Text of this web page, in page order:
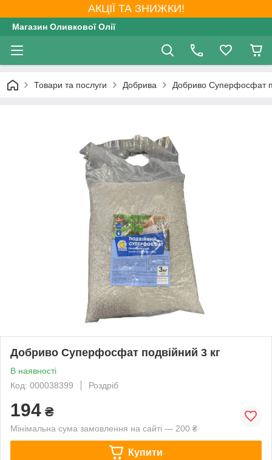
АКЦІЇ ТА ЗНИЖКИ!
Магазин Оливкової Олії
Товари та послуги Добрива Добриво Суперфосфат
Добриво Суперфосфат подвійний 3 кг
В наявності
Код: 000038399
Роздріб
194 ₴
Мінімальна сума замовлення на сайті — 200 ₴
Купити